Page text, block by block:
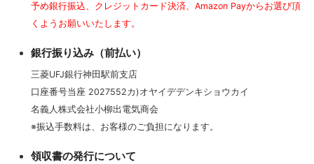
予め銀行振込、クレジットカード決済、Amazon Payからお選び頂
くようお願いいたします。
銀行振り込み（前払い）
三菱UFJ銀行神田駅前支店
口座番号当座 2027552カ)オヤイデデンキショウカイ
名義人株式会社小柳出電気商会
※振込手数料は、お客様のご負担になります。
領収書の発行について